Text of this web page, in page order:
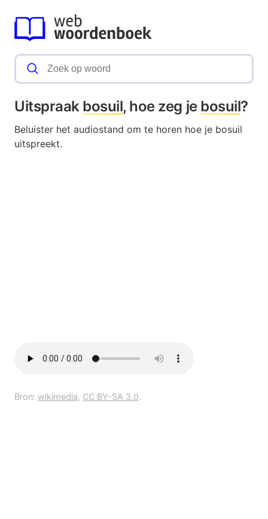
Uitspraak bosuil, hoe zeg je bosuil?
Beluister het audiostand om te horen hoe je bosuil
uitspreekt.
Bron: wikimedia, CC BY-SA 3.0.